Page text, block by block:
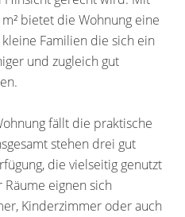
bietet die Wohnung eine
Familien die sich ein
und zugleich gut
fällt die praktische
stehen drei gut
die vielseitig genutzt
eignen sich
Kinderzimmer oder auch